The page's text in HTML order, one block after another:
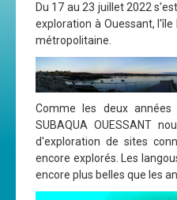
Le comité directeur
Nos activités
Apnée
Baptèmes
Plongée adultes
Plongée enfants
Adhérer
Du 17 au 23 juillet 2022
exploration à Ouessant,
métropolitaine.
Comme les deux années
SUBAQUA OUESSANT
d'exploration de sites
encore explorés. Les
encore plus belles que les